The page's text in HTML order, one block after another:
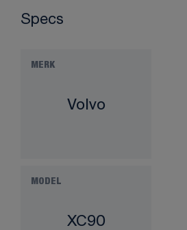
Specs
MERK
Volvo
MODEL
XC90